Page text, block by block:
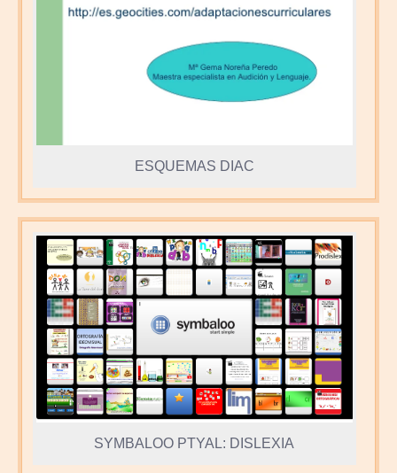
ESQUEMAS DIAC
SYMBALOO PTYAL: DISLEXIA